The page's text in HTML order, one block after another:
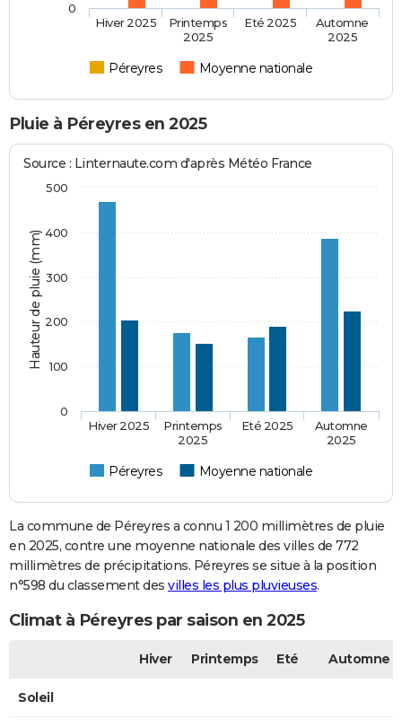
Péreyres Moyenne nationale
Hiver 2025
Printemps
2025
Eté 2025
Automne
2025
0
Pluie à Péreyres en 2025
Hauteur de pluie (mm)
Source : Linternaute.com d'après Météo France
Péreyres Moyenne nationale
Hiver 2025
Printemps
2025
Eté 2025
Automne
2025
0
100
200
300
400
500
La commune de Péreyres a connu 1 200 millimètres de pluie
en 2025, contre une moyenne nationale des villes de 772
millimètres de précipitations. Péreyres se situe à la position
n°598 du classement des villes les plus pluvieuses.
Climat à Péreyres par saison en 2025
Hiver Printemps Eté Automne
Soleil